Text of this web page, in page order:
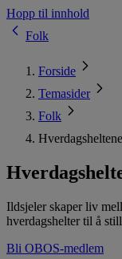
Hopp til innhold
Folk
Forside
Temasider
Folk
Ildsjeler skaper liv
hverdagshelter til å
Bli OBOS-medlem